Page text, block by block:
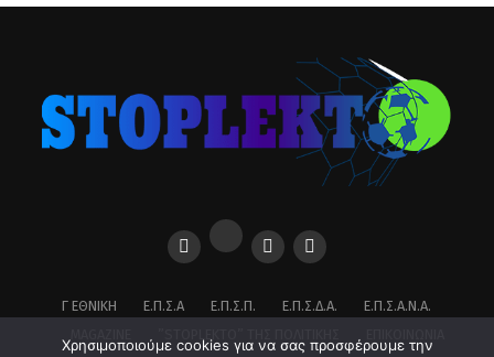
Γ ΕΘΝΙΚΉ Ε.Π.Σ.Α Ε.Π.Σ.Π. Ε.Π.Σ.Δ.Α.
Ε.Π.Σ.Α.Ν.Α.
Χρησιμοποιούμε cookies για να σας προσφέρουμε την